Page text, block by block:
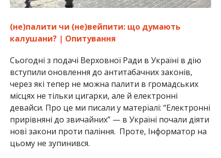
(не)палити чи (не)вейпити: що думають
калушани? | Опитування
Сьогодні з подачі Верховної Ради в Україні в дію
вступили оновлення до антитабачних законів,
через які тепер не можна палити в громадських
місцях не тільки цигарки, але й електронні
девайси. Про це ми писали у матеріалі: “Електронні
прирівняні до звичайних” — в Україні почали діяти
нові закони проти паління. Проте, Інформатор на
цьому не зупинився.